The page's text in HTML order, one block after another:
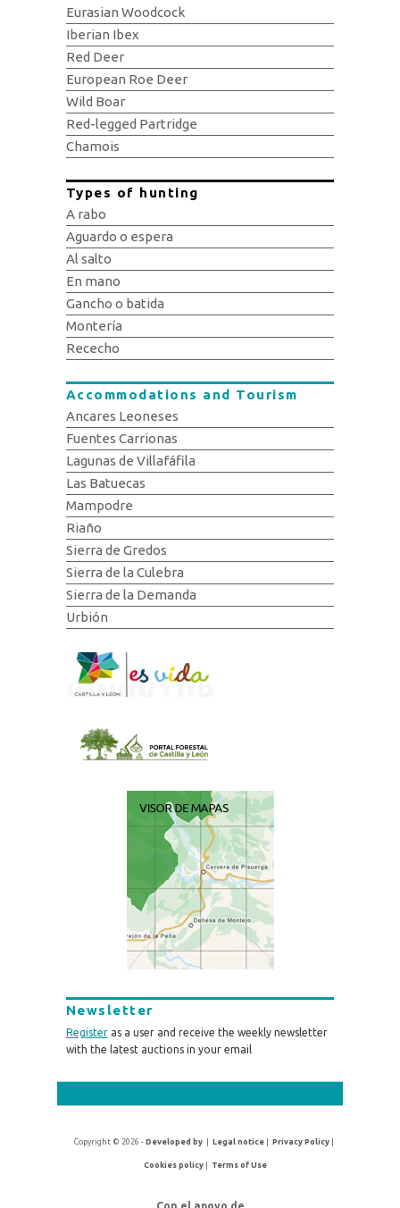
Eurasian Woodcock
Iberian Ibex
Red Deer
European Roe Deer
Wild Boar
Red-legged Partridge
Chamois
Types of hunting
A rabo
Aguardo o espera
Al salto
En mano
Gancho o batida
Montería
Rececho
Accommodations and Tourism
Ancares Leoneses
Fuentes Carrionas
Lagunas de Villafáfila
Las Batuecas
Mampodre
Riaño
Sierra de Gredos
Sierra de la Culebra
Sierra de la Demanda
Urbión
Newsletter
Registeras a user and receive the weekly newsletter
with the latest auctions in your email
Copyright © 2026 -Developed by |Legal notice |Privacy Policy
Cookies policy| Terms of Use
Con el apoyo de